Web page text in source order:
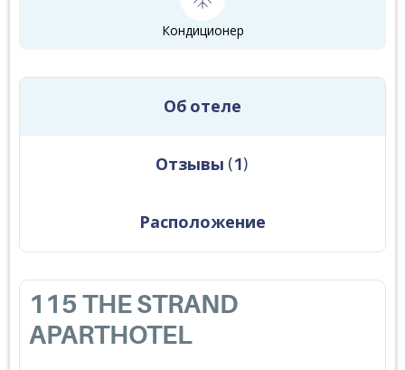
Кондиционер
Об отеле
Отзывы ( 1 )
Расположение
115 THE STRAND
APARTHOTEL